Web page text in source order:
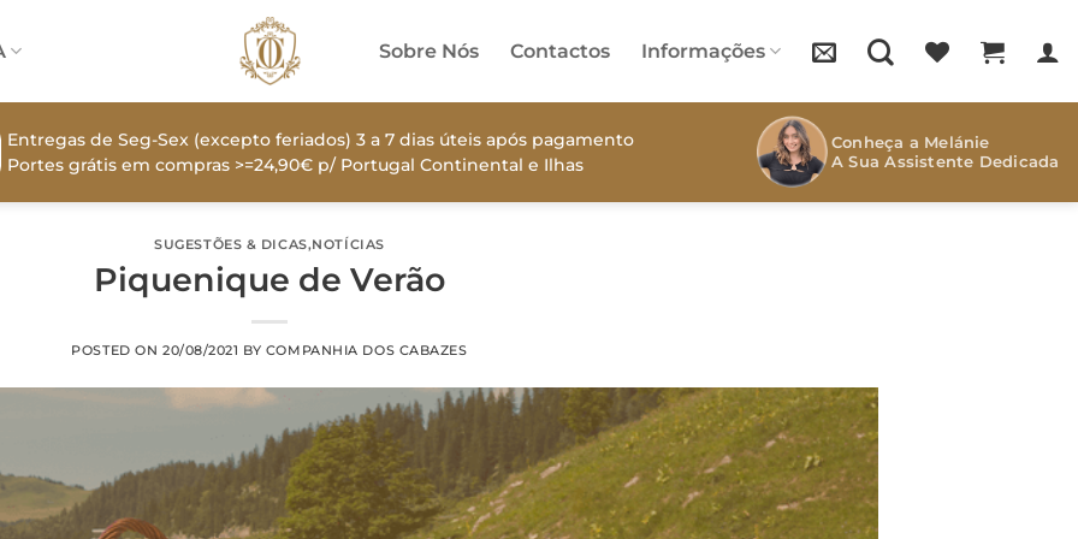
Sobre Nós Contactos Informações
Entregas de Seg-Sex (excepto feriados) 3 a 7 dias úteis após pagamento
Portes grátis em compras >=24,90€ p/ Portugal Continental e Ilhas
Conheça a Melánie
A Sua Assistente Dedicada
SUGESTÕES & DICAS,NOTÍCIAS
Piquenique de Verão
POSTED ON 20/08/2021 BY COMPANHIA DOS CABAZES